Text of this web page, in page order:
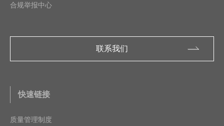
合规举报中心
联系我们
快速链接
质量管理制度